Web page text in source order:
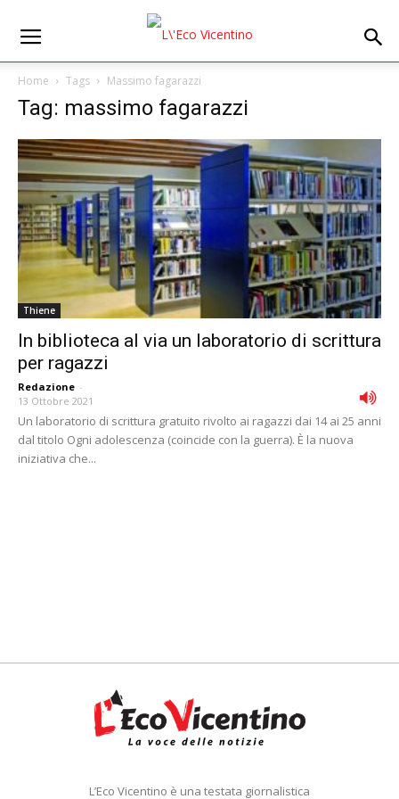
Home Tags Massimo fagarazzi
Tag: massimo fagarazzi
Thiene
In biblioteca al via un laboratorio di scrittura
per ragazzi
Redazione -
13 Ottobre 2021
Un laboratorio di scrittura gratuito rivolto ai ragazzi dai 14 ai 25 anni
dal titolo Ogni adolescenza (coincide con la guerra). È la nuova
iniziativa che...
L’Eco Vicentino è una testata giornalistica